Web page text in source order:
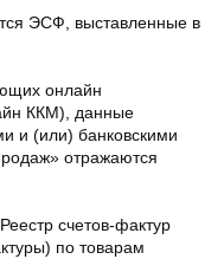
ЭСФ, выставленные в
онлайн
ККМ), данные
и (или) банковскими
отражаются
Реестр счетов-фактур
по товарам